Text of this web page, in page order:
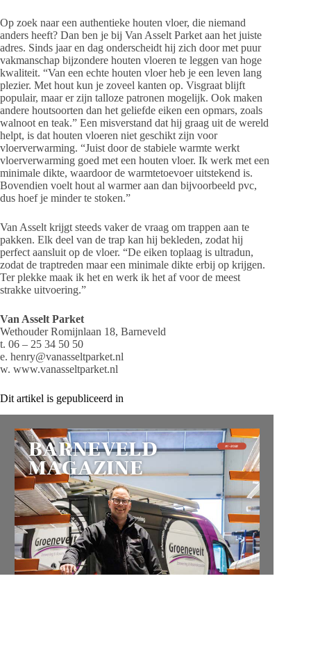
Op zoek naar een authentieke houten vloer, die niemand
anders heeft? Dan ben je bij Van Asselt Parket aan het juiste
adres. Sinds jaar en dag onderscheidt hij zich door met puur
vakmanschap bijzondere houten vloeren te leggen van hoge
kwaliteit. “Van een echte houten vloer heb je een leven lang
plezier. Met hout kun je zoveel kanten op. Visgraat blijft
populair, maar er zijn talloze patronen mogelijk. Ook maken
andere houtsoorten dan het geliefde eiken een opmars, zoals
walnoot en teak.” Een misverstand dat hij graag uit de wereld
helpt, is dat houten vloeren niet geschikt zijn voor
vloerverwarming. “Juist door de stabiele warmte werkt
vloerverwarming goed met een houten vloer. Ik werk met een
minimale dikte, waardoor de warmtetoevoer uitstekend is.
Bovendien voelt hout al warmer aan dan bijvoorbeeld pvc,
dus hoef je minder te stoken.”
Van Asselt krijgt steeds vaker de vraag om trappen aan te
pakken. Elk deel van de trap kan hij bekleden, zodat hij
perfect aansluit op de vloer. “De eiken toplaag is ultradun,
zodat de traptreden maar een minimale dikte erbij op krijgen.
Ter plekke maak ik het en werk ik het af voor de meest
strakke uitvoering.”
Van Asselt Parket
Wethouder Romijnlaan 18, Barneveld
t. 06 – 25 34 50 50
e. henry@vanasseltparket.nl
w. www.vanasseltparket.nl
Dit artikel is gepubliceerd in